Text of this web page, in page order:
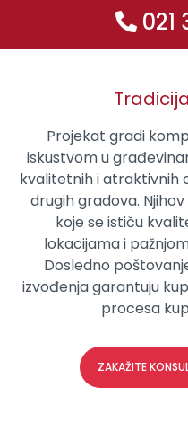
021
Projekat gradi
iskustvom u
kvalitetnih i atraktivnih
drugih gradova.
koje se ističu
lokacijama i
Dosledno
izvođenja garantuju
procesa
ZAKAŽITE